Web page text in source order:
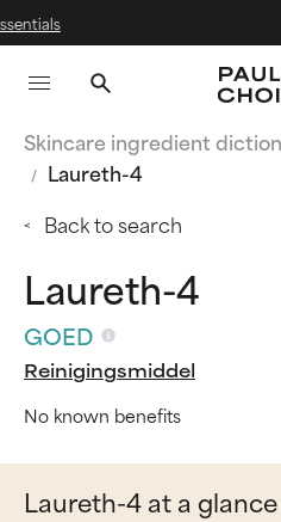
Skincare ingredient
Laureth-4
Back to search
Laureth-4
GOED
Reinigingsmiddel
No known benefits
Laureth-4 at a glance